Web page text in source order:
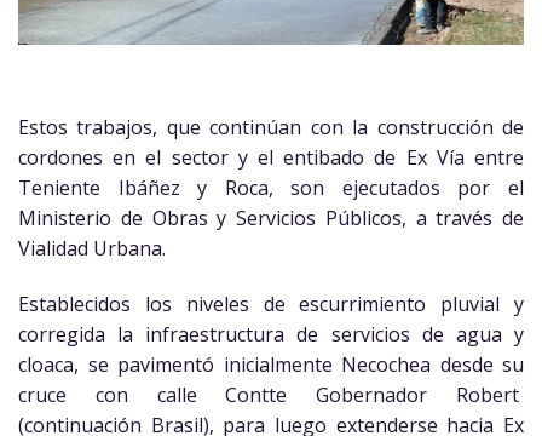
Estos trabajos, que continúan con la construcción de
cordones en el sector y el entibado de Ex Vía entre
Teniente Ibáñez y Roca, son ejecutados por el
Ministerio de Obras y Servicios Públicos, a través de
Vialidad Urbana.
Establecidos los niveles de escurrimiento pluvial y
corregida la infraestructura de servicios de agua y
cloaca, se pavimentó inicialmente Necochea desde su
cruce con calle Contte Gobernador Robert
(continuación Brasil), para luego extenderse hacia Ex